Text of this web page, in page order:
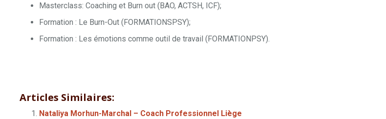
Masterclass: Coaching et Burn out (BAO, ACTSH, ICF);
Formation : Le Burn-Out (FORMATIONSPSY);
Formation : Les émotions comme outil de travail (FORMATIONPSY).
Articles Similaires:
Nataliya Morhun-Marchal – Coach Professionnel Liège